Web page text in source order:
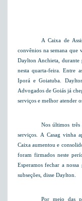
A Caixa de
convênios na semana que
Daylton Anchieta, durante
nesta quarta-feira. Entre
Iporá e Goiatuba.
Advogados de Goiás já
serviços e melhor atender
Nos últimos três
serviços. A Casag
Caixa aumentou e
foram firmados neste
Esperamos fechar a
subseções, disse Daylton.
Por meio das